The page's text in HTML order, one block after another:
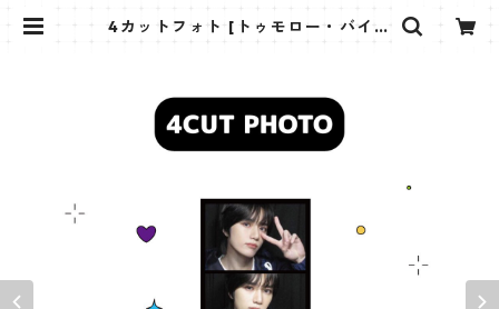
4カットフォト [トゥモロー・バイ・